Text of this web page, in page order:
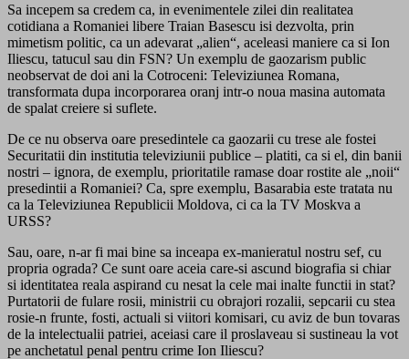
Sa incepem sa credem ca, in evenimentele zilei din realitatea
cotidiana a Romaniei libere Traian Basescu isi dezvolta, prin
mimetism politic, ca un adevarat „alien“, aceleasi maniere ca si Ion
Iliescu, tatucul sau din FSN? Un exemplu de gaozarism public
neobservat de doi ani la Cotroceni: Televiziunea Romana,
transformata dupa incorporarea oranj intr-o noua masina automata
de spalat creiere si suflete.
De ce nu observa oare presedintele ca gaozarii cu trese ale fostei
Securitatii din institutia televiziunii publice – platiti, ca si el, din banii
nostri – ignora, de exemplu, prioritatile ramase doar rostite ale „noii“
presedintii a Romaniei? Ca, spre exemplu, Basarabia este tratata nu
ca la Televiziunea Republicii Moldova, ci ca la TV Moskva a
URSS?
Sau, oare, n-ar fi mai bine sa inceapa ex-manieratul nostru sef, cu
propria ograda? Ce sunt oare aceia care-si ascund biografia si chiar
si identitatea reala aspirand cu nesat la cele mai inalte functii in stat?
Purtatorii de fulare rosii, ministrii cu obrajori rozalii, sepcarii cu stea
rosie-n frunte, fosti, actuali si viitori komisari, cu aviz de bun tovaras
de la intelectualii patriei, aceiasi care il proslaveau si sustineau la vot
pe anchetatul penal pentru crime Ion Iliescu?